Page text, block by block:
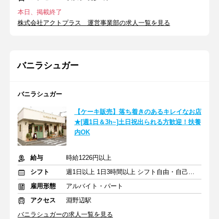
本日、掲載終了
株式会社アクトプラス 運営事業部の求人一覧を見る
バニラシュガー
バニラシュガー
【ケーキ販売】落ち着きのあるキレイなお店
★[週1日＆3h~]土日祝出られる方歓迎！扶養
内OK
給与
時給1226円以上
シフト
週1日以上 1日3時間以上 シフト自由・自己申告
雇用形態
アルバイト・パート
アクセス
淵野辺駅
バニラシュガーの求人一覧を見る